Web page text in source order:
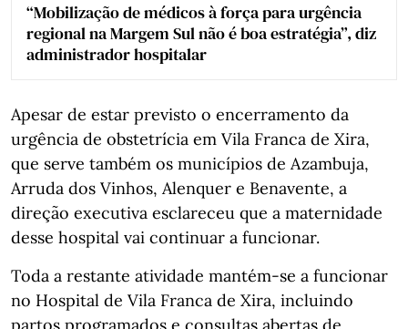
“Mobilização de médicos à força para urgência
regional na Margem Sul não é boa estratégia”, diz
administrador hospitalar
Apesar de estar previsto o encerramento da
urgência de obstetrícia em Vila Franca de Xira,
que serve também os municípios de Azambuja,
Arruda dos Vinhos, Alenquer e Benavente, a
direção executiva esclareceu que a maternidade
desse hospital vai continuar a funcionar.
Toda a restante atividade mantém-se a funcionar
no Hospital de Vila Franca de Xira, incluindo